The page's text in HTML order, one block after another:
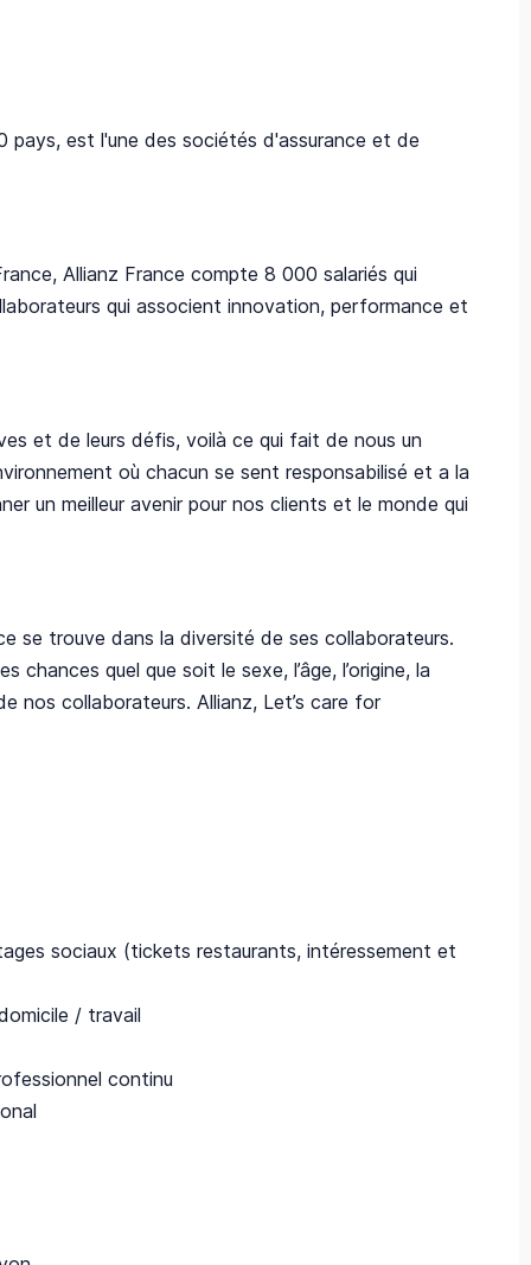
pays, est l'une des sociétés d'assurance et de
Allianz France compte 8 000 salariés qui
qui associent innovation, performance et
et de leurs défis, voilà ce qui fait de nous un
où chacun se sent responsabilisé et a la
un meilleur avenir pour nos clients et le monde qui
se trouve dans la diversité de ses collaborateurs.
chances quel que soit le sexe, l’âge, l’origine, la
nos collaborateurs. Allianz, Let’s care for
sociaux (tickets restaurants, intéressement et
/ travail
continu